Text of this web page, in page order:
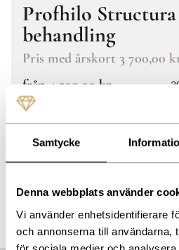
Samtycke
Denna webbplats använder
Vi använder enhetsidentifierare
och annonserna till användarna,
Profhilo
behandling
Pris med årskort 3 700,00
från4 200,00 kr
Profhilo Structura är det
produktportfölj med fokus på
hudens djupa fasthet genom att